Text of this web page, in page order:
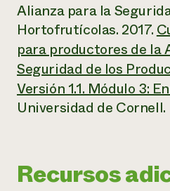
Alianza para la
Hortofrutícolas. 2017.
para productores de la
Seguridad de los
Versión 1.1. Módulo 3:
Universidad de Cornell.
Recursos